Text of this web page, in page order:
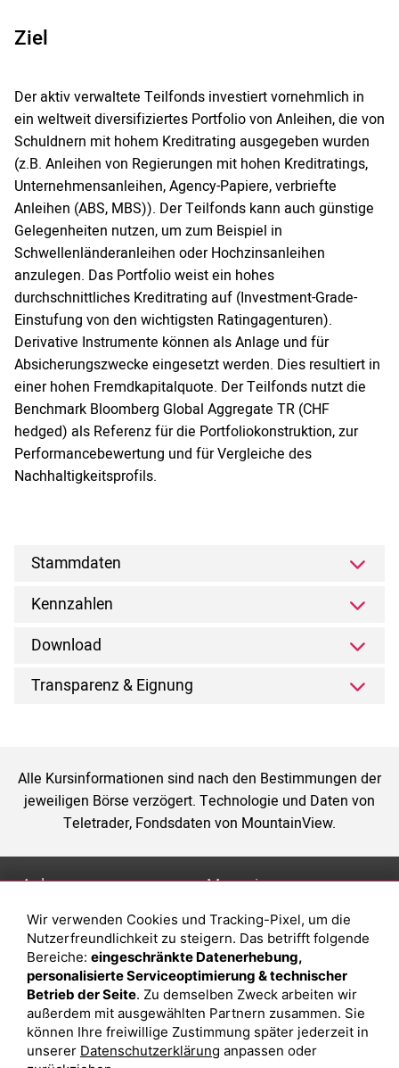
Ziel
Der aktiv verwaltete Teilfonds investiert vornehmlich in
ein weltweit diversifiziertes Portfolio von Anleihen, die von
Schuldnern mit hohem Kreditrating ausgegeben wurden
(z.B. Anleihen von Regierungen mit hohen Kreditratings,
Unternehmensanleihen, Agency-Papiere, verbriefte
Anleihen (ABS, MBS)). Der Teilfonds kann auch günstige
Gelegenheiten nutzen, um zum Beispiel in
Schwellenländeranleihen oder Hochzinsanleihen
anzulegen. Das Portfolio weist ein hohes
durchschnittliches Kreditrating auf (Investment-Grade-
Einstufung von den wichtigsten Ratingagenturen).
Derivative Instrumente können als Anlage und für
Absicherungszwecke eingesetzt werden. Dies resultiert in
einer hohen Fremdkapitalquote. Der Teilfonds nutzt die
Benchmark Bloomberg Global Aggregate TR (CHF
hedged) als Referenz für die Portfoliokonstruktion, zur
Performancebewertung und für Vergleiche des
Nachhaltigkeitsprofils.
Stammdaten
Kennzahlen
Download
Transparenz & Eignung
Alle Kursinformationen sind nach den Bestimmungen der
jeweiligen Börse verzögert. Technologie und Daten von
Teletrader, Fondsdaten von MountainView.
Anlage
Depot eröffnen
Depot vergleichen
Junior Depot
Top-Seller-Fonds
Top-Fonds
Magazin
Was sind sind ETFs?
Sparplan Vorteile
Was ist ein Fonds?
Wir verwenden Cookies und Tracking-Pixel, um die
Nutzerfreundlichkeit zu steigern. Das betrifft folgende
Bereiche: eingeschränkte Datenerhebung,
personalisierte Serviceoptimierung & technischer
Betrieb der Seite. Zu demselben Zweck arbeiten wir
außerdem mit ausgewählten Partnern zusammen. Sie
können Ihre freiwillige Zustimmung später jederzeit in
unserer Datenschutzerklärung anpassen oder